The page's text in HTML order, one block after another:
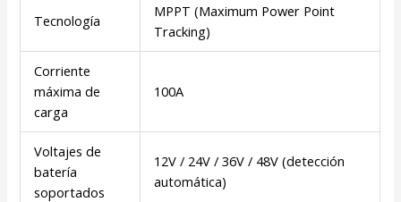
Tecnología
MPPT (Maximum Power Point
Tracking)
Corriente
máxima de
carga
100A
Voltajes de
batería
soportados
12V / 24V / 36V / 48V (detección
automática)